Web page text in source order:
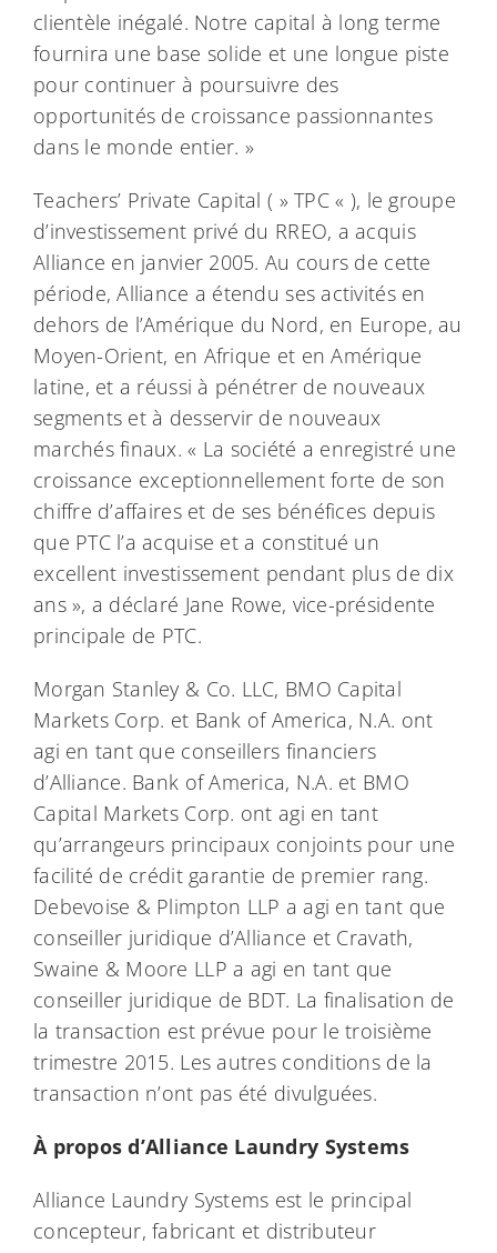
clientèle inégalé. Notre capital à long terme
fournira une base solide et une longue piste
pour continuer à poursuivre des
opportunités de croissance passionnantes
dans le monde entier. »
Teachers’ Private Capital ( » TPC « ), le groupe
d’investissement privé du RREO, a acquis
Alliance en janvier 2005. Au cours de cette
période, Alliance a étendu ses activités en
dehors de l’Amérique du Nord, en Europe, au
Moyen-Orient, en Afrique et en Amérique
latine, et a réussi à pénétrer de nouveaux
segments et à desservir de nouveaux
marchés finaux. « La société a enregistré une
croissance exceptionnellement forte de son
chiffre d’affaires et de ses bénéfices depuis
que PTC l’a acquise et a constitué un
excellent investissement pendant plus de dix
ans », a déclaré Jane Rowe, vice-présidente
principale de PTC.
Morgan Stanley & Co. LLC, BMO Capital
Markets Corp. et Bank of America, N.A. ont
agi en tant que conseillers financiers
d’Alliance. Bank of America, N.A. et BMO
Capital Markets Corp. ont agi en tant
qu’arrangeurs principaux conjoints pour une
facilité de crédit garantie de premier rang.
Debevoise & Plimpton LLP a agi en tant que
conseiller juridique d’Alliance et Cravath,
Swaine & Moore LLP a agi en tant que
conseiller juridique de BDT. La finalisation de
la transaction est prévue pour le troisième
trimestre 2015. Les autres conditions de la
transaction n’ont pas été divulguées.
À propos d’Alliance Laundry Systems
Alliance Laundry Systems est le principal
concepteur, fabricant et distributeur